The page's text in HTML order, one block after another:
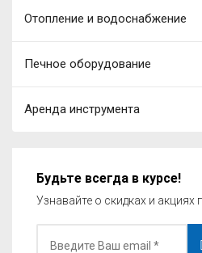
Отопление и водоснабжение
Печное оборудование
Аренда инструмента
Будьте всегда в курсе!
Узнавайте о скидках и акциях